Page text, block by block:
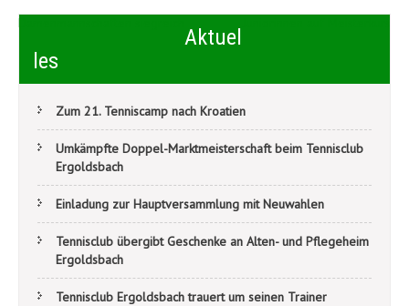
Beitragsnavigation
Damenmannschaften siegreich
Aktuel
les
Zum 21. Tenniscamp nach Kroatien
Umkämpfte Doppel-Marktmeisterschaft beim Tennisclub
Ergoldsbach
Einladung zur Hauptversammlung mit Neuwahlen
Tennisclub übergibt Geschenke an Alten- und Pflegeheim
Ergoldsbach
Tennisclub Ergoldsbach trauert um seinen Trainer